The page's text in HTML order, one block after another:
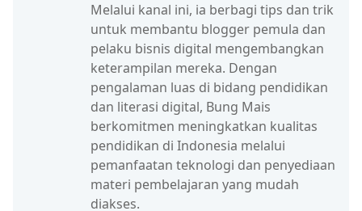
Melalui kanal ini, ia berbagi tips dan trik
untuk membantu blogger pemula dan
pelaku bisnis digital mengembangkan
keterampilan mereka. Dengan
pengalaman luas di bidang pendidikan
dan literasi digital, Bung Mais
berkomitmen meningkatkan kualitas
pendidikan di Indonesia melalui
pemanfaatan teknologi dan penyediaan
materi pembelajaran yang mudah
diakses.